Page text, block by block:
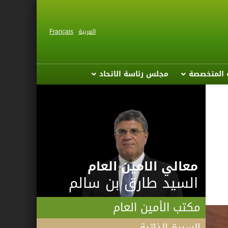
العربية Français
المتخصصة مجلس رئاسة الاتحاد
معالي الامين العام
السيد طارق بن سالم
مكتب الأمين العام